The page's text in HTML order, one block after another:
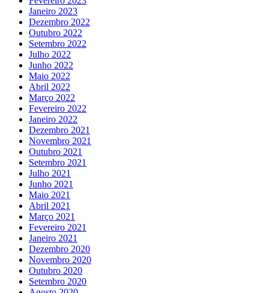
Janeiro 2023
Dezembro 2022
Outubro 2022
Setembro 2022
Julho 2022
Junho 2022
Maio 2022
Abril 2022
Março 2022
Fevereiro 2022
Janeiro 2022
Dezembro 2021
Novembro 2021
Outubro 2021
Setembro 2021
Julho 2021
Junho 2021
Maio 2021
Abril 2021
Março 2021
Fevereiro 2021
Janeiro 2021
Dezembro 2020
Novembro 2020
Outubro 2020
Setembro 2020